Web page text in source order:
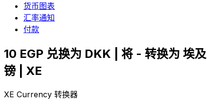
货币图表
汇率通知
付款
10 EGP 兑换为 DKK | 将 - 转换为 埃及
镑 | XE
XE Currency 转换器